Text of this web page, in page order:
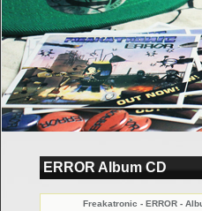
ERROR Album CD
Freakatronic - ERROR -